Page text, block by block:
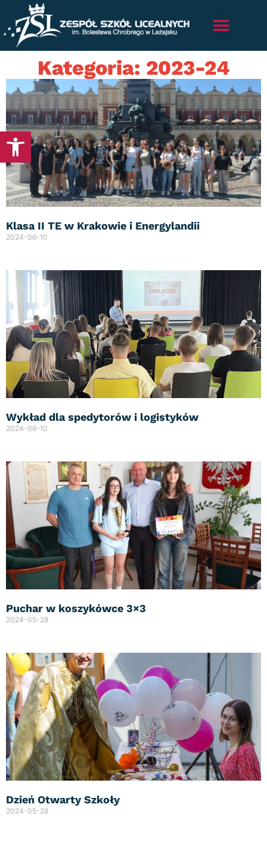
Otwórz pasek narzędzi
Kategoria: 2023-24
Klasa II TE w Krakowie i Energylandii
2024-06-10
Wykład dla spedytorów i logistyków
2024-06-10
Puchar w koszykówce 3×3
2024-05-28
Dzień Otwarty Szkoły
2024-05-28